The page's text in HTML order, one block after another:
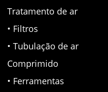
Tratamento de ar
• Filtros
• Tubulação de ar
Comprimido
• Ferramentas